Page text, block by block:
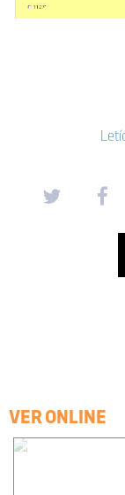
VER ONLINE